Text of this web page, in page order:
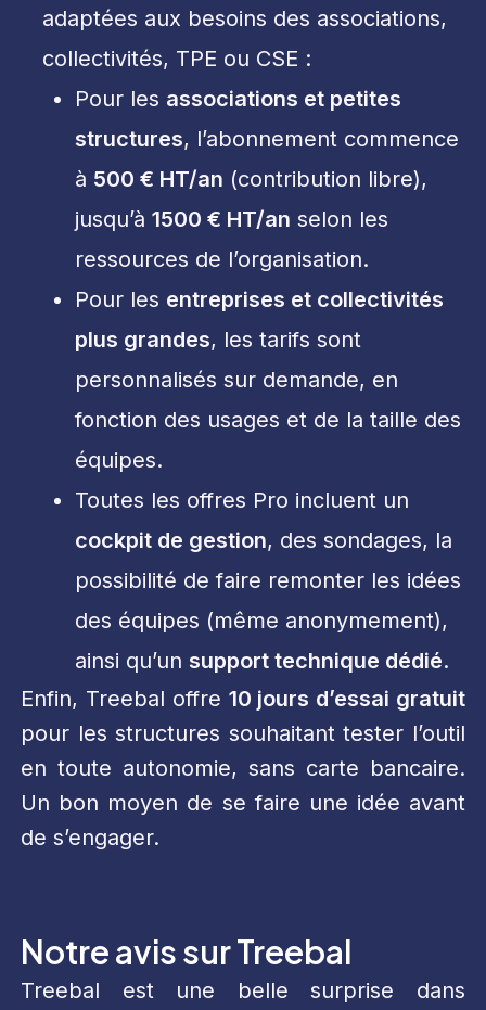
adaptées aux besoins des associations,
collectivités, TPE ou CSE :
Pour les associations et petites
structures, l’abonnement commence
à 500 € HT/an (contribution libre),
jusqu’à 1500 € HT/an selon les
ressources de l’organisation.
Pour les entreprises et collectivités
plus grandes, les tarifs sont
personnalisés sur demande, en
fonction des usages et de la taille des
équipes.
Toutes les offres Pro incluent un
cockpit de gestion, des sondages, la
possibilité de faire remonter les idées
des équipes (même anonymement),
ainsi qu’un support technique dédié.
Enfin, Treebal offre 10 jours d’essai gratuit
pour les structures souhaitant tester l’outil
en toute autonomie, sans carte bancaire.
Un bon moyen de se faire une idée avant
de s’engager.
Notre avis sur Treebal
Treebal est une belle surprise dans